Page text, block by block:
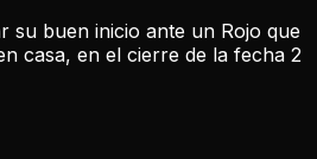
su buen inicio ante un Rojo que
casa, en el cierre de la fecha 2